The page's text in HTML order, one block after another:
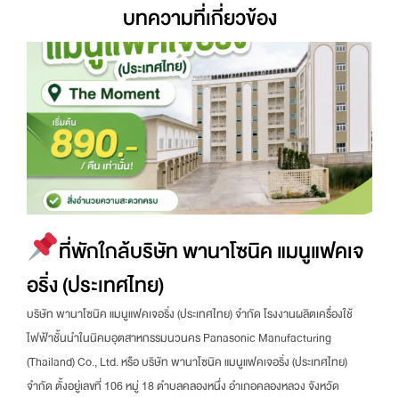
บทความที่เกี่ยวข้อง
ที่พักใกล้บริษัท พานาโซนิค แมนูแฟคเจ
อริ่ง (ประเทศไทย)
บริษัท พานาโซนิค แมนูแฟคเจอริ่ง (ประเทศไทย) จำกัด โรงงานผลิตเครื่องใช้
ไฟฟ้าชั้นนำในนิคมอุตสาหกรรมนวนคร Panasonic Manufacturing
(Thailand) Co., Ltd. หรือ บริษัท พานาโซนิค แมนูแฟคเจอริ่ง (ประเทศไทย)
จำกัด ตั้งอยู่เลขที่ 106 หมู่ 18 ตำบลคลองหนึ่ง อำเภอคลองหลวง จังหวัด